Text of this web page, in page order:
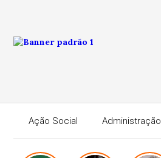
Ação Social Administração